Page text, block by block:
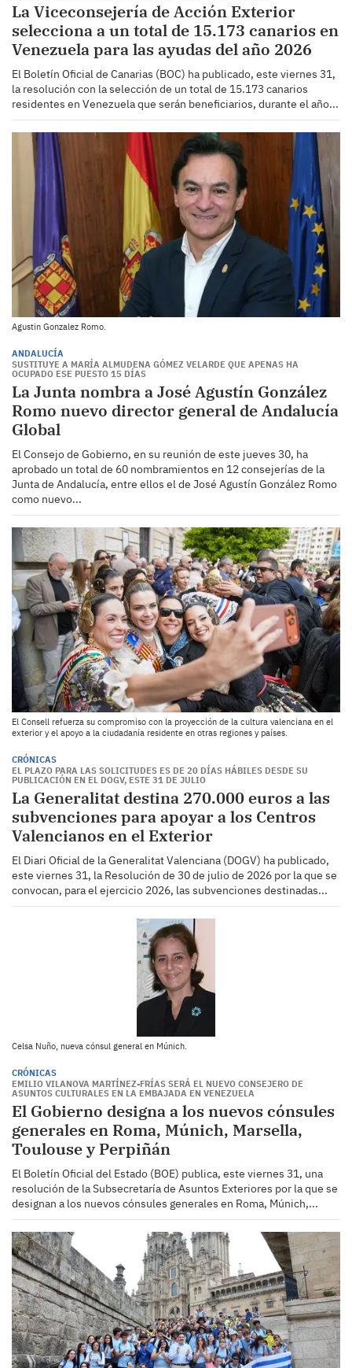
La Viceconsejería de Acción Exterior
selecciona a un total de 15.173 canarios en
Venezuela para las ayudas del año 2026
El Boletín Oficial de Canarias (BOC) ha publicado, este viernes 31,
la resolución con la selección de un total de 15.173 canarios
residentes en Venezuela que serán beneficiarios, durante el año...
Agustin Gonzalez Romo.
ANDALUCÍA
SUSTITUYE A MARÍA ALMUDENA GÓMEZ VELARDE QUE APENAS HA
OCUPADO ESE PUESTO 15 DÍAS
La Junta nombra a José Agustín González
Romo nuevo director general de Andalucía
Global
El Consejo de Gobierno, en su reunión de este jueves 30, ha
aprobado un total de 60 nombramientos en 12 consejerías de la
Junta de Andalucía, entre ellos el de José Agustín González Romo
como nuevo...
El Consell refuerza su compromiso con la proyección de la cultura valenciana en el
exterior y el apoyo a la ciudadanía residente en otras regiones y países.
CRÓNICAS
EL PLAZO PARA LAS SOLICITUDES ES DE 20 DÍAS HÁBILES DESDE SU
PUBLICACIÓN EN EL DOGV, ESTE 31 DE JULIO
La Generalitat destina 270.000 euros a las
subvenciones para apoyar a los Centros
Valencianos en el Exterior
El Diari Oficial de la Generalitat Valenciana (DOGV) ha publicado,
este viernes 31, la Resolución de 30 de julio de 2026 por la que se
convocan, para el ejercicio 2026, las subvenciones destinadas...
Celsa Nuño, nueva cónsul general en Múnich.
CRÓNICAS
EMILIO VILANOVA MARTÍNEZ-FRÍAS SERÁ EL NUEVO CONSEJERO DE
ASUNTOS CULTURALES EN LA EMBAJADA EN VENEZUELA
El Gobierno designa a los nuevos cónsules
generales en Roma, Múnich, Marsella,
Toulouse y Perpiñán
El Boletín Oficial del Estado (BOE) publica, este viernes 31, una
resolución de la Subsecretaría de Asuntos Exteriores por la que se
designan a los nuevos cónsules generales en Roma, Múnich,...